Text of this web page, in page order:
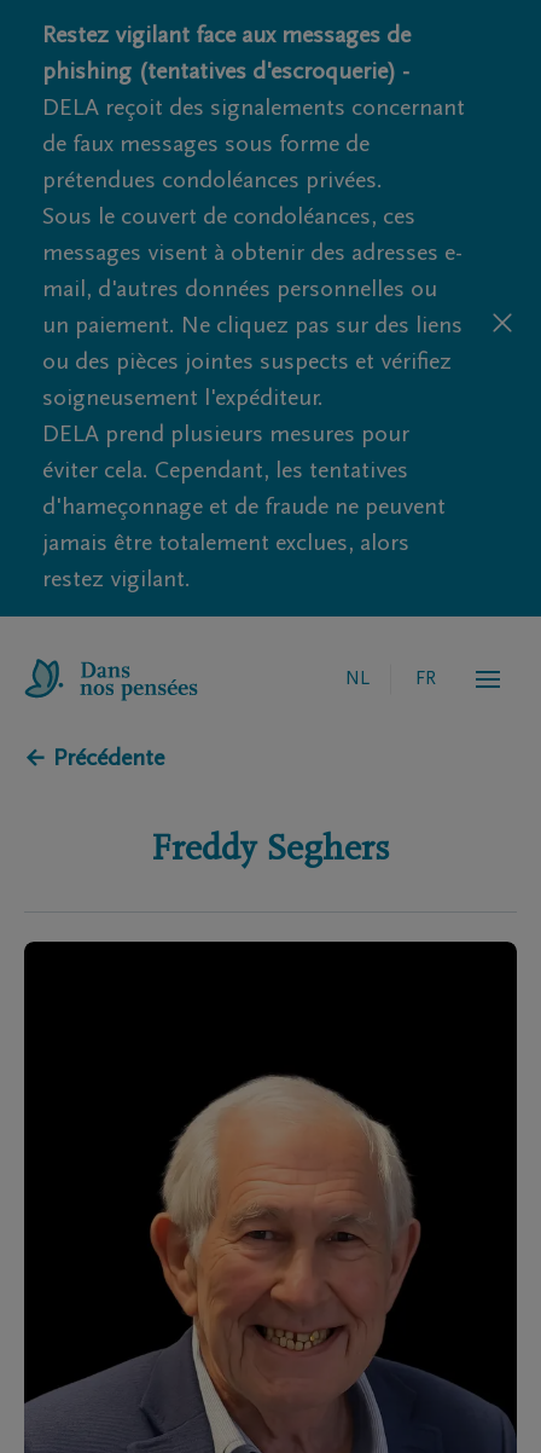
Restez vigilant face aux messages de
phishing (tentatives d'escroquerie) -
DELA reçoit des signalements concernant
de faux messages sous forme de
prétendues condoléances privées.
Sous le couvert de condoléances, ces
messages visent à obtenir des adresses e-
mail, d'autres données personnelles ou
un paiement. Ne cliquez pas sur des liens
ou des pièces jointes suspects et vérifiez
soigneusement l'expéditeur.
DELA prend plusieurs mesures pour
éviter cela. Cependant, les tentatives
d'hameçonnage et de fraude ne peuvent
jamais être totalement exclues, alors
restez vigilant.
NL FR
← Précédente
Freddy Seghers